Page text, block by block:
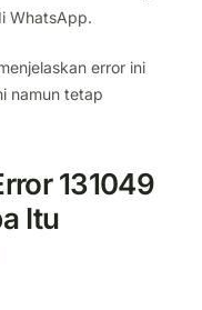
WhatsApp.
error ini
namun tetap
131049
Itu